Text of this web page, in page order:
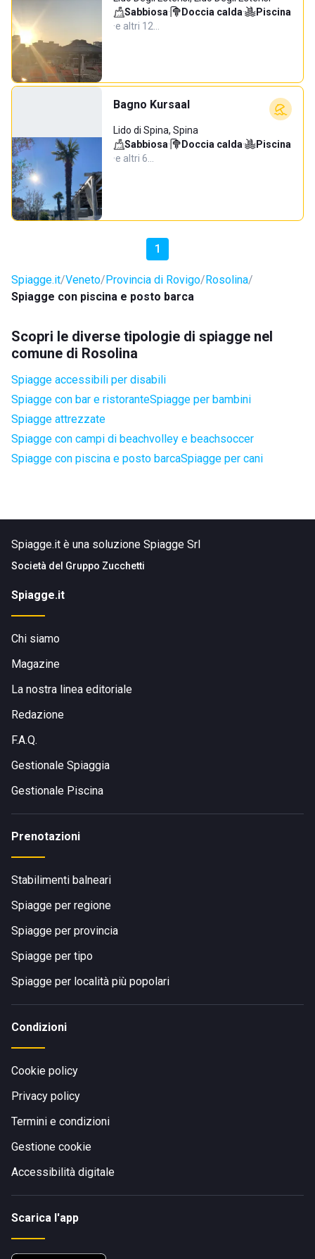
Sabbiosa· Doccia calda·
Piscina
·e altri 12…
Bagno Kursaal
Lido di Spina, Spina
Sabbiosa· Doccia calda·
Piscina
·e altri 6…
1
Spiagge.it Veneto Provincia di Rovigo Rosolina
Spiagge con piscina e posto barca
Scopri le diverse tipologie di spiagge nel
comune di Rosolina
Spiagge accessibili per disabili
Spiagge con bar e ristoranteSpiagge per bambini
Spiagge attrezzate
Spiagge con campi di beachvolley e beachsoccer
Spiagge con piscina e posto barcaSpiagge per cani
Spiagge.it è una soluzione Spiagge Srl
Società del Gruppo Zucchetti
Spiagge.it
Chi siamo
Magazine
La nostra linea editoriale
Redazione
F.A.Q.
Gestionale Spiaggia
Gestionale Piscina
Prenotazioni
Stabilimenti balneari
Spiagge per regione
Spiagge per provincia
Spiagge per tipo
Spiagge per località più popolari
Condizioni
Cookie policy
Privacy policy
Termini e condizioni
Gestione cookie
Accessibilità digitale
Scarica l'app